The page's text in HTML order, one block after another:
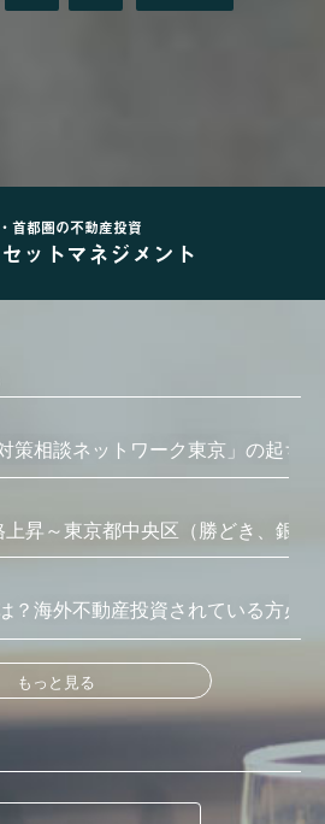
首都圏の不動産投資
ットマネジメント
策相談ネットワーク東京」の起ち
昇～東京都中央区（勝どき、銀座
？海外不動産投資されている方必見
もっと見る